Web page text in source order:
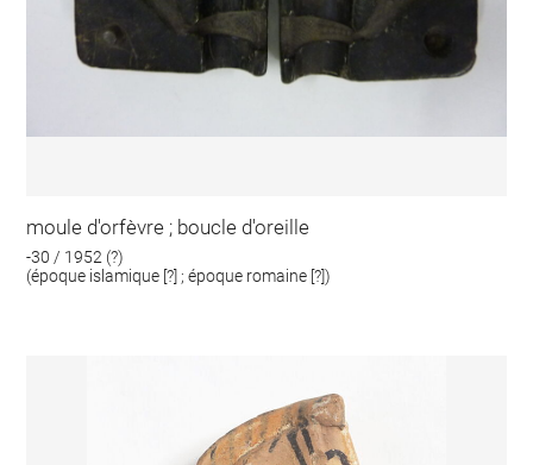
moule d'orfèvre ; boucle d'oreille
-30 / 1952 (?)
(époque islamique [?] ; époque romaine [?])